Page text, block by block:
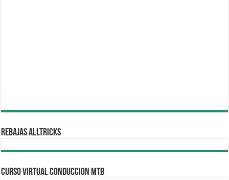
REBAJAS ALLTRICKS
CURSO VIRTUAL CONDUCCION MTB